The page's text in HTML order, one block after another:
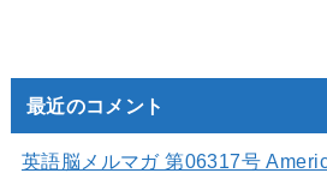
最近のコメント
英語脳メルマガ 第06317号